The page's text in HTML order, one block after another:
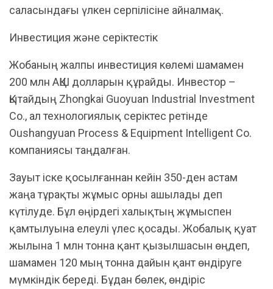
саласындағы үлкен серпілісіне айналмақ.
Инвестиция және серіктестік
Жобаның жалпы инвестиция көлемі шамамен
200 млн АҚШ долларын құрайды. Инвестор –
Қытайдың Zhongkai Guoyuan Industrial Investment
Co., ал технологиялық серіктес ретінде
Oushangyuan Process & Equipment Intelligent Co.
компаниясы таңдалған.
Зауыт іске қосылғаннан кейін 350-ден астам
жаңа тұрақты жұмыс орны ашылады деп
күтілуде. Бұл өңірдегі халықтың жұмыспен
қамтылуына елеулі үлес қосады. Жобалық қуат
жылына 1 млн тонна қант қызылшасын өңдеп,
шамамен 120 мың тонна дайын қант өндіруге
мүмкіндік береді. Бұдан бөлек, өндіріс